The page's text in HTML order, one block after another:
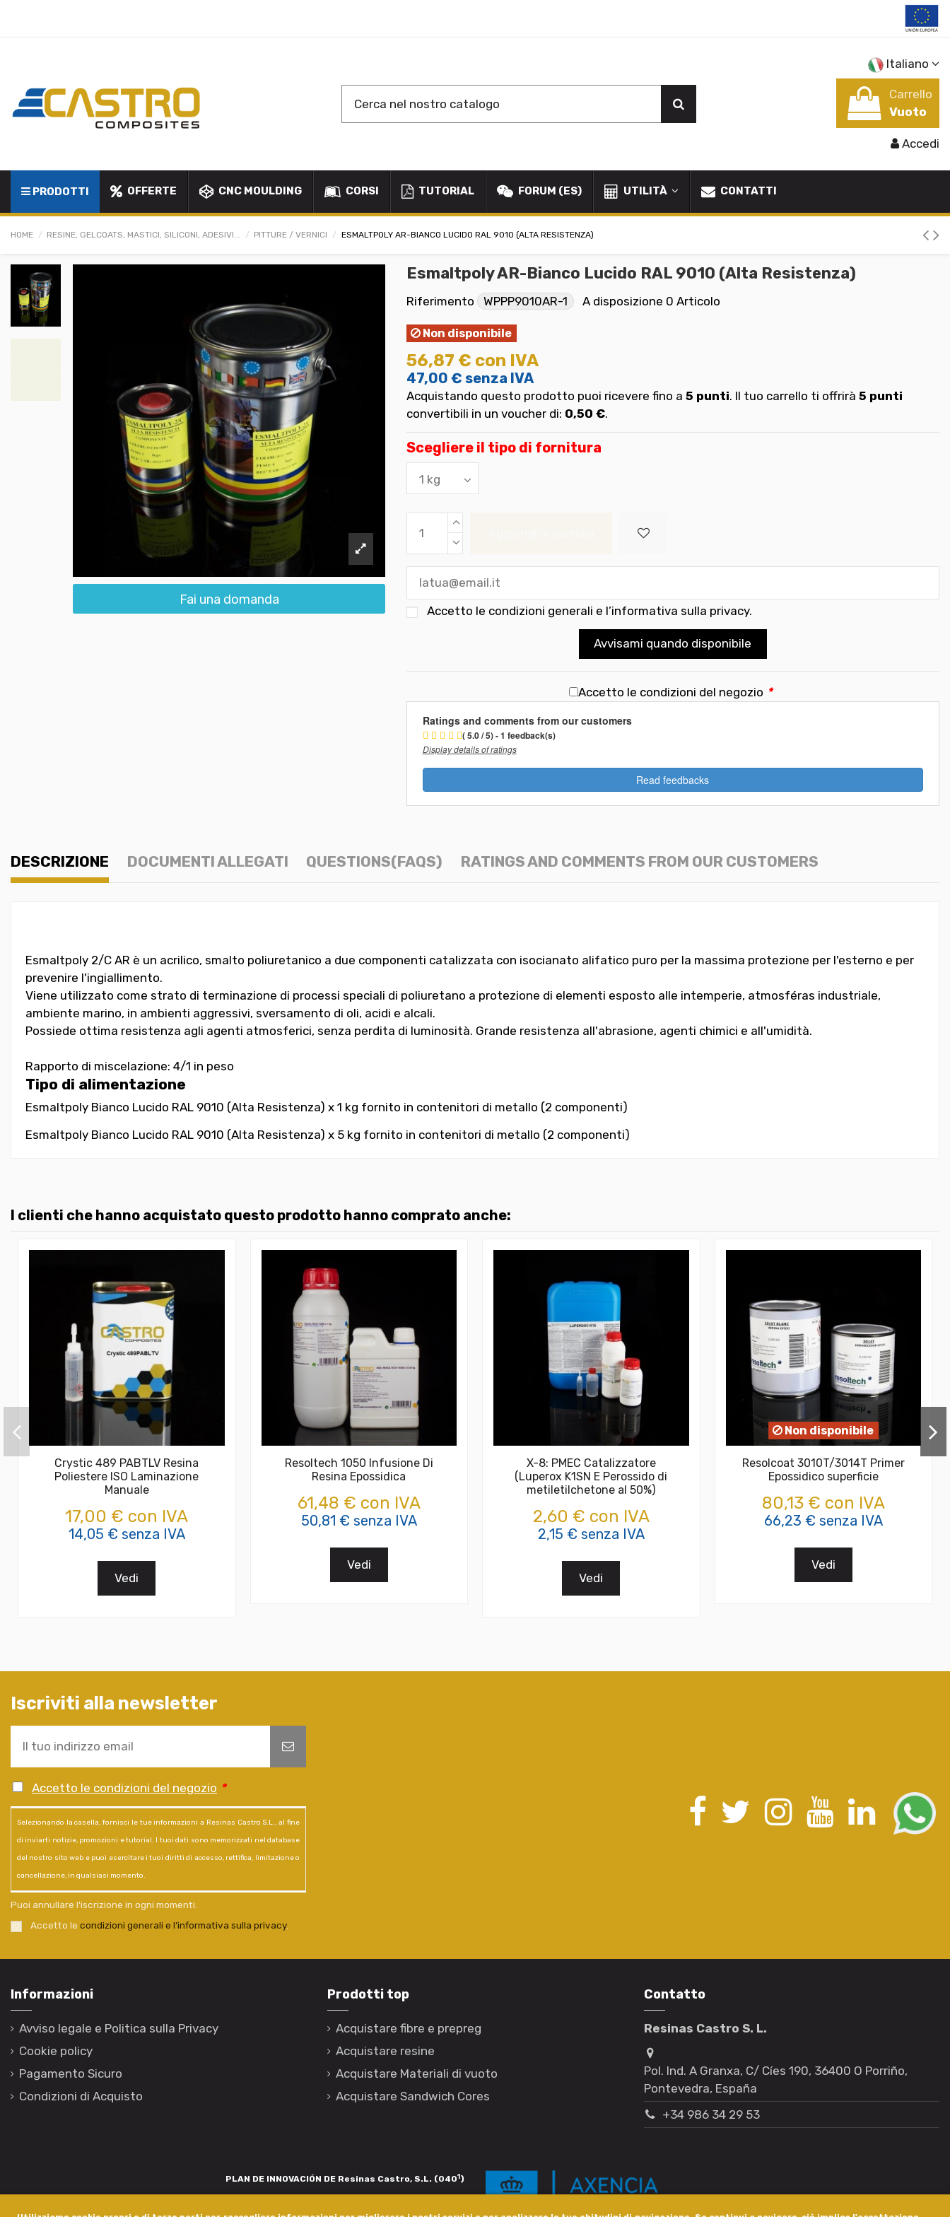
Italiano
Carrello
Vuoto
Accedi
PRODOTTI OFFERTE CNC MOULDING CORSI TUTORIAL FORUM (ES) UTILITÀ CONTATTI
HOME RESINE, GELCOATS, MASTICI, SILICONI, ADESIVI... PITTURE / VERNICI ESMALTPOLY AR-BIANCO LUCIDO RAL 9010 (ALTA RESISTENZA)
Fai una domanda
Esmaltpoly AR-Bianco Lucido RAL 9010 (Alta Resistenza)
Riferimento WPPP9010AR-1 A disposizione 0 Articolo
Non disponibile
56,87 € con IVA
47,00 € senza IVA
Acquistando questo prodotto puoi ricevere fino a 5 punti. Il tuo carrello ti offrirà 5 punti
convertibili in un voucher di: 0,50 €.
Scegliere il tipo di fornitura
Accetto le condizioni generali e l’informativa sulla privacy.
Avvisami quando disponibile
Accetto le condizioni del negozio *
Ratings and comments from our customers
( 5.0 / 5) - 1 feedback(s)
Display details of ratings
Read feedbacks
DESCRIZIONE DOCUMENTI ALLEGATI QUESTIONS(FAQS) RATINGS AND COMMENTS FROM OUR CUSTOMERS
Esmaltpoly 2/C AR è un acrilico, smalto poliuretanico a due componenti catalizzata con isocianato alifatico puro per la massima protezione per l'esterno e per
prevenire l'ingiallimento.
Viene utilizzato come strato di terminazione di processi speciali di poliuretano a protezione di elementi esposto alle intemperie, atmosféras industriale,
ambiente marino, in ambienti aggressivi, sversamento di oli, acidi e alcali.
Possiede ottima resistenza agli agenti atmosferici, senza perdita di luminosità. Grande resistenza all'abrasione, agenti chimici e all'umidità.
Rapporto di miscelazione: 4/1 in peso
Tipo di alimentazione
Esmaltpoly Bianco Lucido RAL 9010 (Alta Resistenza) x 1 kg fornito in contenitori di metallo (2 componenti)
Esmaltpoly Bianco Lucido RAL 9010 (Alta Resistenza) x 5 kg fornito in contenitori di metallo (2 componenti)
I clienti che hanno acquistato questo prodotto hanno comprato anche:
Crystic 489 PABTLV Resina
Poliestere ISO Laminazione
Manuale
17,00 € con IVA
14,05 € senza IVA
Vedi
Resoltech 1050 Infusione Di
Resina Epossidica
61,48 € con IVA
50,81 € senza IVA
Vedi
X-8: PMEC Catalizzatore
(Luperox K1SN E Perossido di
metiletilchetone al 50%)
2,60 € con IVA
2,15 € senza IVA
Vedi
Non disponibile
Resolcoat 3010T/3014T Primer
Epossidico superficie
80,13 € con IVA
66,23 € senza IVA
Vedi
Iscriviti alla newsletter
Accetto le condizioni del negozio *
Selezionando la casella, fornisci le tue informazioni a Resinas Castro S.L., al fine
di inviarti notizie, promozioni e tutorial. I tuoi dati sono memorizzati nel database
del nostro sito web e puoi esercitare i tuoi diritti di accesso, rettifica, limitazione o
cancellazione, in qualsiasi momento.
Puoi annullare l'iscrizione in ogni momenti.
Accetto le condizioni generali e l’informativa sulla privacy.
Informazioni
Avviso legale e Politica sulla Privacy
Cookie policy
Pagamento Sicuro
Condizioni di Acquisto
Prodotti top
Acquistare fibre e prepreg
Acquistare resine
Acquistare Materiali di vuoto
Acquistare Sandwich Cores
Contatto
Resinas Castro S. L.
Pol. Ind. A Granxa, C/ Cíes 190, 36400 O Porriño,
Pontevedra, España
+34 986 34 29 53
PLAN DE INNOVACIÓN DE Resinas Castro, S.L. (0401 )